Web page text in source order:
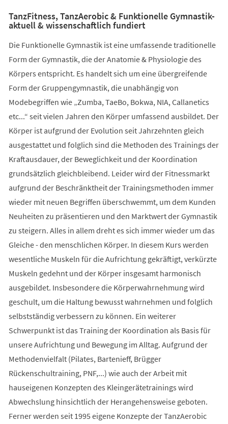
TanzFitness, TanzAerobic & Funktionelle Gymnastik-
aktuell & wissenschaftlich fundiert
Die Funktionelle Gymnastik ist eine umfassende traditionelle
Form der Gymnastik, die der Anatomie & Physiologie des
Körpers entspricht. Es handelt sich um eine übergreifende
Form der Gruppengymnastik, die unabhängig von
Modebegriffen wie „Zumba, TaeBo, Bokwa, NIA, Callanetics
etc...“ seit vielen Jahren den Körper umfassend ausbildet. Der
Körper ist aufgrund der Evolution seit Jahrzehnten gleich
ausgestattet und folglich sind die Methoden des Trainings der
Kraftausdauer, der Beweglichkeit und der Koordination
grundsätzlich gleichbleibend. Leider wird der Fitnessmarkt
aufgrund der Beschränktheit der Trainingsmethoden immer
wieder mit neuen Begriffen überschwemmt, um dem Kunden
Neuheiten zu präsentieren und den Marktwert der Gymnastik
zu steigern. Alles in allem dreht es sich immer wieder um das
Gleiche - den menschlichen Körper. In diesem Kurs werden
wesentliche Muskeln für die Aufrichtung gekräftigt, verkürzte
Muskeln gedehnt und der Körper insgesamt harmonisch
ausgebildet. Insbesondere die Körperwahrnehmung wird
geschult, um die Haltung bewusst wahrnehmen und folglich
selbstständig verbessern zu können. Ein weiterer
Schwerpunkt ist das Training der Koordination als Basis für
unsere Aufrichtung und Bewegung im Alltag. Aufgrund der
Methodenvielfalt (Pilates, Bartenieff, Brügger
Rückenschultraining, PNF,...) wie auch der Arbeit mit
hauseigenen Konzepten des Kleingerätetrainings wird
Abwechslung hinsichtlich der Herangehensweise geboten.
Ferner werden seit 1995 eigene Konzepte der TanzAerobic